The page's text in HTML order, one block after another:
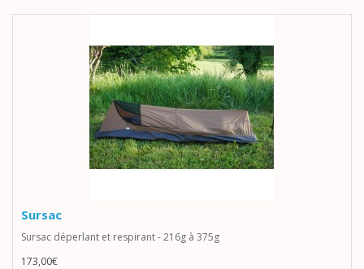
Sursac
Sursac déperlant et respirant - 216g à 375g
173,00€